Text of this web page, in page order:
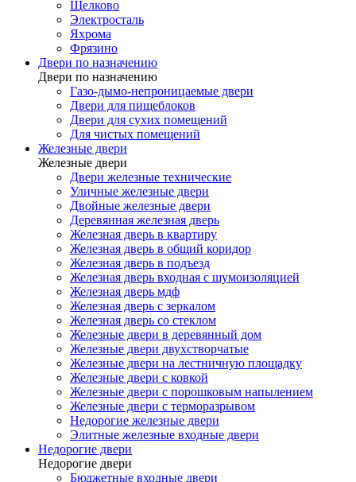
Щелково
Электросталь
Яхрома
Фрязино
Двери по назначению
Двери по назначению
Газо-дымо-непроницаемые двери
Двери для пищеблоков
Двери для сухих помещений
Для чистых помещений
Железные двери
Железные двери
Двери железные технические
Уличные железные двери
Двойные железные двери
Деревянная железная дверь
Железная дверь в квартиру
Железная дверь в общий коридор
Железная дверь в подъезд
Железная дверь входная с шумоизоляцией
Железная дверь мдф
Железная дверь с зеркалом
Железная дверь со стеклом
Железные двери в деревянный дом
Железные двери двухстворчатые
Железные двери на лестничную площадку
Железные двери с ковкой
Железные двери с порошковым напылением
Железные двери с терморазрывом
Недорогие железные двери
Элитные железные входные двери
Недорогие двери
Недорогие двери
Бюджетные входные двери